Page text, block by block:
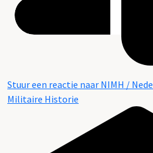
Stuur een reactie naar NIMH /
Militaire Historie